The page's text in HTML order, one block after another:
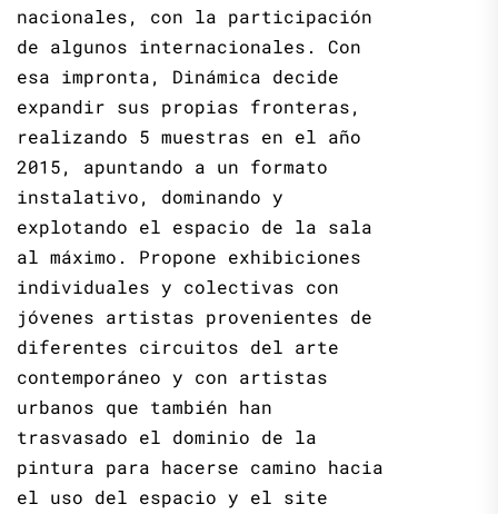
nacionales, con la participación
de algunos internacionales. Con
esa impronta, Dinámica decide
expandir sus propias fronteras,
realizando 5 muestras en el año
2015, apuntando a un formato
instalativo, dominando y
explotando el espacio de la sala
al máximo. Propone exhibiciones
individuales y colectivas con
jóvenes artistas provenientes de
diferentes circuitos del arte
contemporáneo y con artistas
urbanos que también han
trasvasado el dominio de la
pintura para hacerse camino hacia
el uso del espacio y el site